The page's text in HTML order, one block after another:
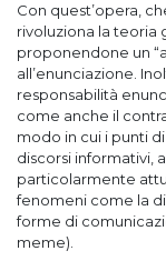
Con quest’opera,
rivoluziona la teoria
proponendone un
all’enunciazione.
responsabilità
come anche il
modo in cui i punti
discorsi informativi,
particolarmente
fenomeni come la
forme di
meme).